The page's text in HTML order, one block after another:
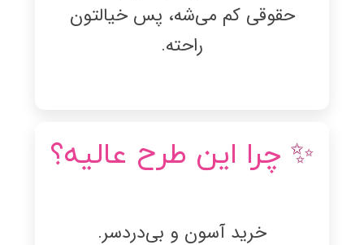
حقوقی کم می‌شه، پس خیالتون
راحته.
✨ چرا این طرح عالیه؟
خرید آسون و بی‌دردسر.